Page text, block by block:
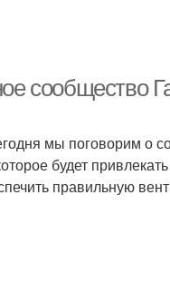
сообщество
мы поговорим о
будет
правильную